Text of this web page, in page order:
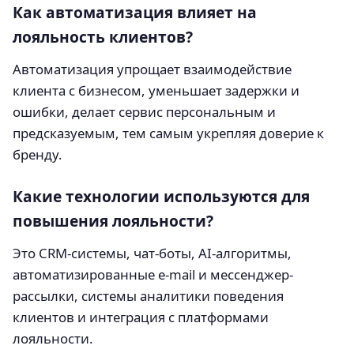
Как автоматизация влияет на
лояльность клиентов?
Автоматизация упрощает взаимодействие
клиента с бизнесом, уменьшает задержки и
ошибки, делает сервис персональным и
предсказуемым, тем самым укрепляя доверие к
бренду.
Какие технологии используются для
повышения лояльности?
Это CRM-системы, чат-боты, AI-алгоритмы,
автоматизированные e-mail и мессенджер-
рассылки, системы аналитики поведения
клиентов и интеграция с платформами
лояльности.